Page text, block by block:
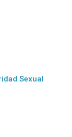
Sexual